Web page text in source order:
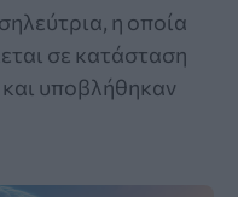
η οποία
σε κατάσταση
υποβλήθηκαν